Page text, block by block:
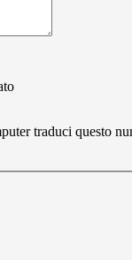
traduci questo